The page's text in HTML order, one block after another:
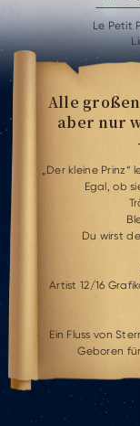
Le Petit
Alle
aber nur
„Der kleine
Egal, ob
Du wirst
Artist 12/16
Ein Fluss von
Geboren